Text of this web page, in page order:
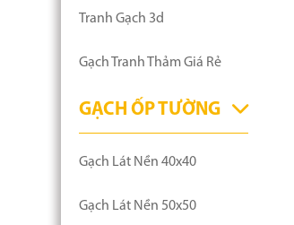
Tranh Gạch 3d
Gạch Tranh Thảm Giá Rẻ
GẠCH ỐP TƯỜNG
Gạch Lát Nền 40x40
Gạch Lát Nền 50x50